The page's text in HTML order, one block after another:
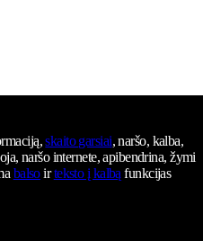
skaito garsiai, naršo, kalba,
naršo internete, apibendrina, žymi
balsoirteksto į kalbąfunkcijas